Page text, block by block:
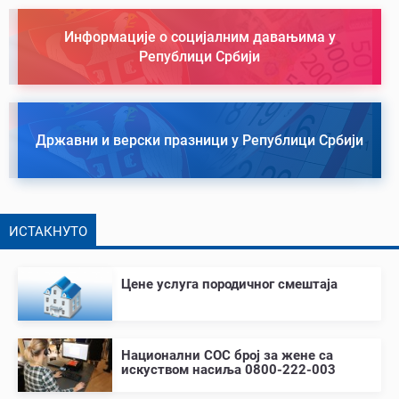
Информације о социјалним давањима у
Републици Србији
Државни и верски празници у Републици Србији
ИСТАКНУТО
Цене услуга породичног смештаја
Национални СОС број за жене са
искуством насиља 0800-222-003